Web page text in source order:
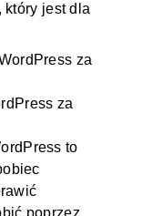
który jest dla
za
za
to
poprzez